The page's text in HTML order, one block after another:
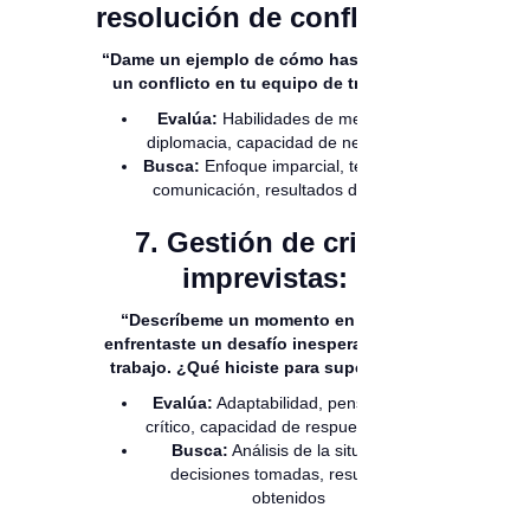
resolución de conflictos:
“Dame un ejemplo de cómo has resuelto
un conflicto en tu equipo de trabajo.”
Evalúa: Habilidades de mediación,
diplomacia, capacidad de negociación
Busca: Enfoque imparcial, técnicas de
comunicación, resultados duraderos
7. Gestión de crisis
imprevistas:
“Descríbeme un momento en el que
enfrentaste un desafío inesperado en el
trabajo. ¿Qué hiciste para superarlo?”
Evalúa: Adaptabilidad, pensamiento
crítico, capacidad de respuesta rápida
Busca: Análisis de la situación,
decisiones tomadas, resultados
obtenidos